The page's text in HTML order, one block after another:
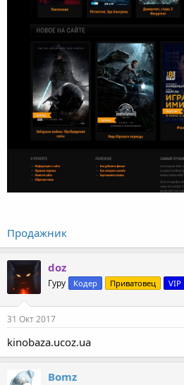
Продажник
doz
Гуру Кодер Приватовец VIP
31 Окт 2017
kinobaza.ucoz.ua
Bomz